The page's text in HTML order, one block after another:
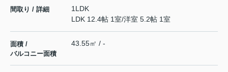
間取り / 詳細
1LDK
LDK 12.4帖 1室/洋室 5.2帖 1室
面積 /
バルコニー面積
43.55㎡ / -